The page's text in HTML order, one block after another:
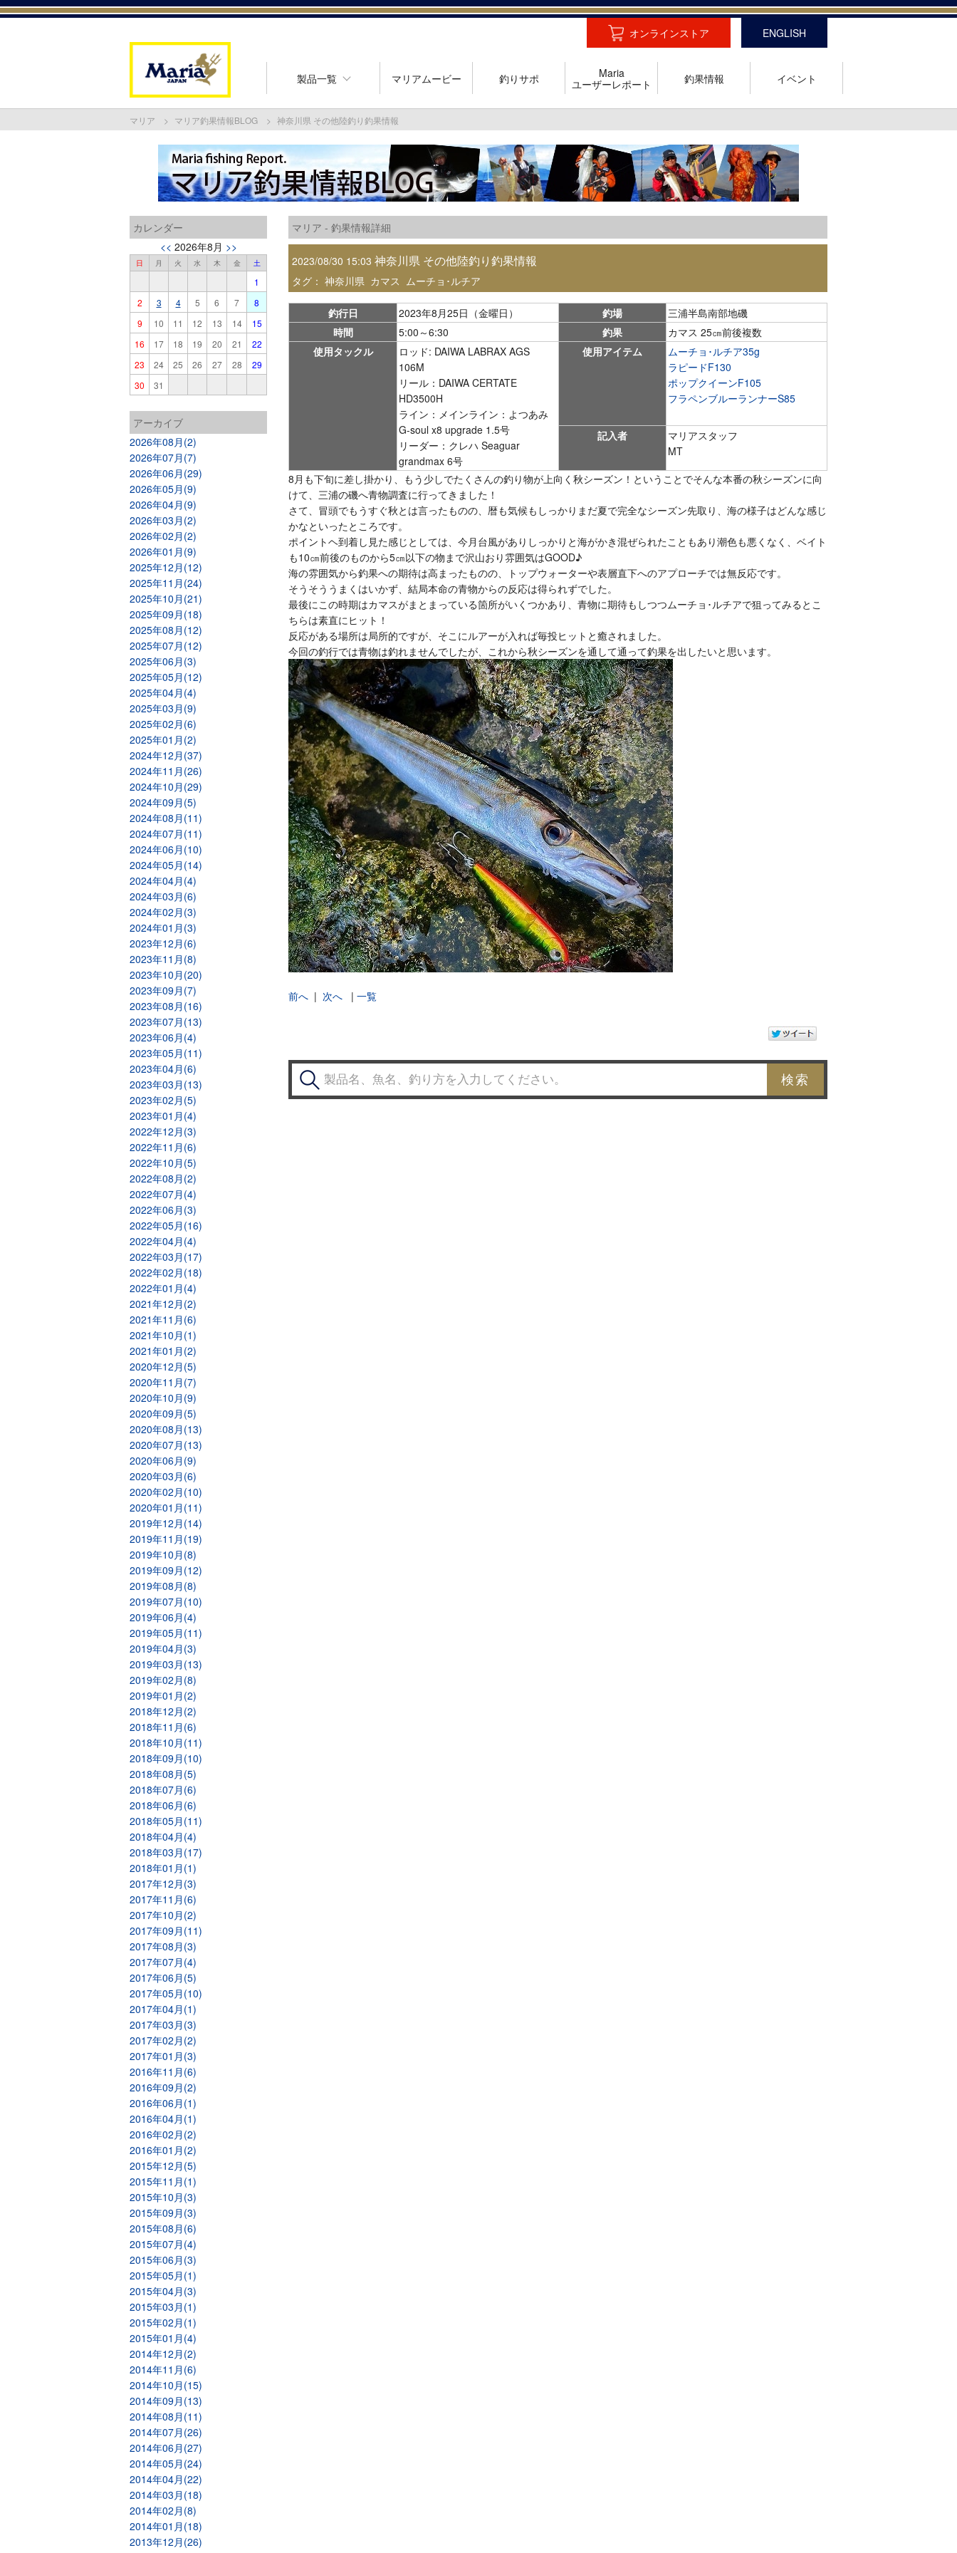
オンラインストア ENGLISH
製品一覧 マリアムービー 釣りサポ
Maria
ユーザーレポート
釣果情報 イベント
マリア マリア釣果情報BLOG 神奈川県 その他陸釣り釣果情報
カレンダー
<< 2026年8月 >>
日 月 火 水 木 金 土
1
2
3 4 5 6 7
8
9
10 11 12 13 14
15
16
17 18 19 20 21
22
23
24 25 26 27 28
29
30
31
アーカイブ
2026年08月(2)
2026年07月(7)
2026年06月(29)
2026年05月(9)
2026年04月(9)
2026年03月(2)
2026年02月(2)
2026年01月(9)
2025年12月(12)
2025年11月(24)
2025年10月(21)
2025年09月(18)
2025年08月(12)
2025年07月(12)
2025年06月(3)
2025年05月(12)
2025年04月(4)
2025年03月(9)
2025年02月(6)
2025年01月(2)
2024年12月(37)
2024年11月(26)
2024年10月(29)
2024年09月(5)
2024年08月(11)
2024年07月(11)
2024年06月(10)
2024年05月(14)
2024年04月(4)
2024年03月(6)
2024年02月(3)
2024年01月(3)
2023年12月(6)
2023年11月(8)
2023年10月(20)
2023年09月(7)
2023年08月(16)
2023年07月(13)
2023年06月(4)
2023年05月(11)
2023年04月(6)
2023年03月(13)
2023年02月(5)
2023年01月(4)
2022年12月(3)
2022年11月(6)
2022年10月(5)
2022年08月(2)
2022年07月(4)
2022年06月(3)
2022年05月(16)
2022年04月(4)
2022年03月(17)
2022年02月(18)
2022年01月(4)
2021年12月(2)
2021年11月(6)
2021年10月(1)
2021年01月(2)
2020年12月(5)
2020年11月(7)
2020年10月(9)
2020年09月(5)
2020年08月(13)
2020年07月(13)
2020年06月(9)
2020年03月(6)
2020年02月(10)
2020年01月(11)
2019年12月(14)
2019年11月(19)
2019年10月(8)
2019年09月(12)
2019年08月(8)
2019年07月(10)
2019年06月(4)
2019年05月(11)
2019年04月(3)
2019年03月(13)
2019年02月(8)
2019年01月(2)
2018年12月(2)
2018年11月(6)
2018年10月(11)
2018年09月(10)
2018年08月(5)
2018年07月(6)
2018年06月(6)
2018年05月(11)
2018年04月(4)
2018年03月(17)
2018年01月(1)
2017年12月(3)
2017年11月(6)
2017年10月(2)
2017年09月(11)
2017年08月(3)
2017年07月(4)
2017年06月(5)
2017年05月(10)
2017年04月(1)
2017年03月(3)
2017年02月(2)
2017年01月(3)
2016年11月(6)
2016年09月(2)
2016年06月(1)
2016年04月(1)
2016年02月(2)
2016年01月(2)
2015年12月(5)
2015年11月(1)
2015年10月(3)
2015年09月(3)
2015年08月(6)
2015年07月(4)
2015年06月(3)
2015年05月(1)
2015年04月(3)
2015年03月(1)
2015年02月(1)
2015年01月(4)
2014年12月(2)
2014年11月(6)
2014年10月(15)
2014年09月(13)
2014年08月(11)
2014年07月(26)
2014年06月(27)
2014年05月(24)
2014年04月(22)
2014年03月(18)
2014年02月(8)
2014年01月(18)
2013年12月(26)
マリア - 釣果情報詳細
2023/08/30 15:03 神奈川県 その他陸釣り釣果情報
タグ： 神奈川県 カマス ムーチョ･ルチア
釣行日 2023年8月25日（金曜日） 釣場
三浦半島南部地磯
時間
5:00～6:30 釣果
カマス 25㎝前後複数
使用タックル
ロッド: DAIWA LABRAX AGS
106M
リール：DAIWA CERTATE
HD3500H
ライン：メインライン：よつあみ
G-soul x8 upgrade 1.5号
リーダー：クレハ Seaguar
grandmax 6号
使用アイテム
ムーチョ･ルチア35g
ラピードF130
ポップクイーンF105
フラペンブルーランナーS85
記入者
マリアスタッフ
MT
8月も下旬に差し掛かり、もう少しでたくさんの釣り物が上向く秋シーズン！ということでそんな本番の秋シーズンに向
けて、三浦の磯へ青物調査に行ってきました！
さて、冒頭でもうすぐ秋とは言ったものの、暦も気候もしっかりまだ夏で完全なシーズン先取り、海の様子はどんな感じ
かなといったところです。
ポイントヘ到着し見た感じとしては、今月台風がありしっかりと海がかき混ぜられたこともあり潮色も悪くなく、ベイト
も10㎝前後のものから5㎝以下の物まで沢山おり雰囲気はGOOD♪
海の雰囲気から釣果への期待は高まったものの、トップウォーターや表層直下へのアプローチでは無反応です。
そうそううまくはいかず、結局本命の青物からの反応は得られずでした。
最後にこの時期はカマスがまとまっている箇所がいくつかあり、青物に期待もしつつムーチョ･ルチアで狙ってみるとこ
ちらは素直にヒット！
反応がある場所は局所的ですが、そこにルアーが入れば毎投ヒットと癒されました。
今回の釣行では青物は釣れませんでしたが、これから秋シーズンを通して通って釣果を出したいと思います。
前へ | 次へ | 一覧